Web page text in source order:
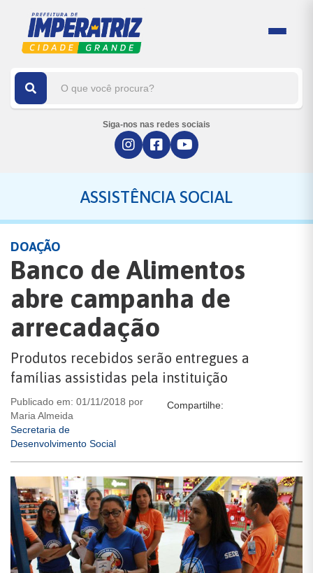
Siga-nos nas redes sociais
ASSISTÊNCIA SOCIAL
DOAÇÃO
Banco de Alimentos
abre campanha de
arrecadação
Produtos recebidos serão entregues a
famílias assistidas pela instituição
Publicado em: 01/11/2018 por
Maria Almeida
Secretaria de
Desenvolvimento Social
Compartilhe: